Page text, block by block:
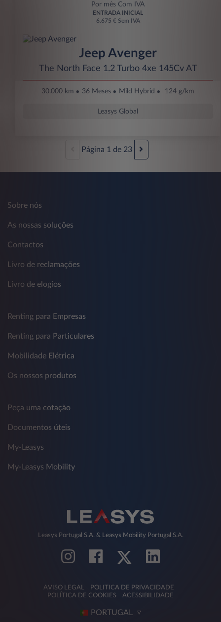
Por mês Com IVA
ENTRADA INICIAL
6.675 € Sem IVA
Jeep Avenger
The North Face 1.2 Turbo 4xe 145Cv AT
30.000 km 36 Meses Mild Hybrid 124 g/km
Leasys Global
Página 1 de 23
Sobre nós
As nossas soluções
Contactos
Livro de reclamações
Livro de elogios
Renting para Empresas
Renting para Particulares
Mobilidade Elétrica
Os nossos produtos
Peça uma cotação
Documentos úteis
My-Leasys
My-Leasys Mobility
Leasys Portugal S.A. & Leasys Mobility Portugal S.A.
AVISO LEGAL
POLITICA DE PRIVACIDADE
POLÍTICA DE COOKIES
ACESSIBILIDADE
PORTUGAL